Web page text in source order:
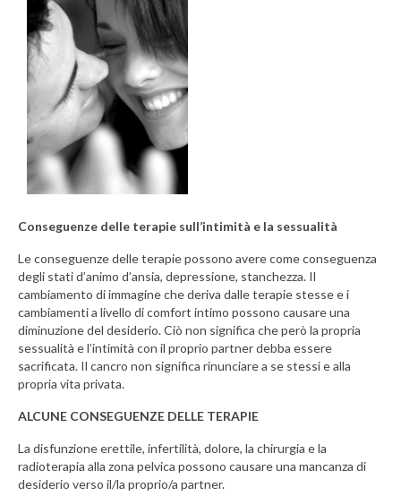
Conseguenze delle terapie sull’intimità e la sessualità
Le conseguenze delle terapie possono avere come conseguenza
degli stati d’animo d’ansia, depressione, stanchezza. Il
cambiamento di immagine che deriva dalle terapie stesse e i
cambiamenti a livello di comfort intimo possono causare una
diminuzione del desiderio. Ciò non significa che però la propria
sessualità e l’intimità con il proprio partner debba essere
sacrificata. Il cancro non significa rinunciare a se stessi e alla
propria vita privata.
ALCUNE CONSEGUENZE DELLE TERAPIE
La disfunzione erettile, infertilità, dolore, la chirurgia e la
radioterapia alla zona pelvica possono causare una mancanza di
desiderio verso il/la proprio/a partner.